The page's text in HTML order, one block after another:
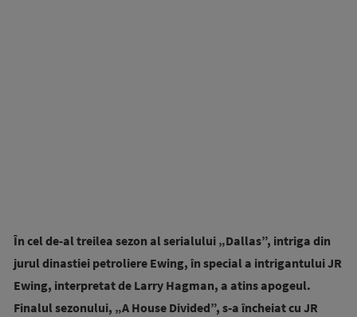
În cel de-al treilea sezon al serialului „Dallas”, intriga din
jurul dinastiei petroliere Ewing, în special a intrigantului JR
Ewing, interpretat de Larry Hagman, a atins apogeul.
Finalul sezonului, „A House Divided”, s-a încheiat cu JR